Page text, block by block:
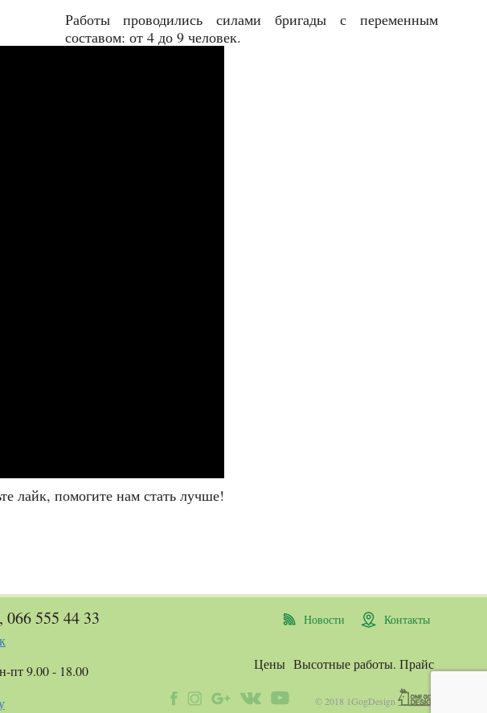
Работы проводились силами бригады с переменным
составом: от 4 до 9 человек.
лайк, помогите нам стать лучше!
066 555 44 33
пт 9.00 - 18.00
Новости Контакты
Цены Высотные работы. Прайс
© 2018 1GogDesign